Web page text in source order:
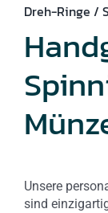
Dreh-Ringe /
Unsere
sind